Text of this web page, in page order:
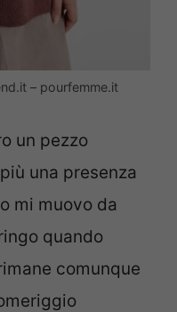
– pourfemme.it
un pezzo
una presenza
mi muovo da
quando
comunque